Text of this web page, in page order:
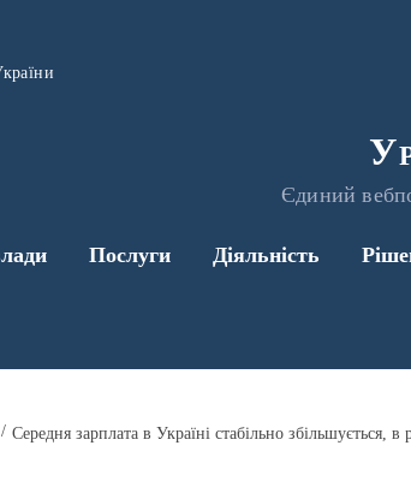
Єдиний
Послуги Діяльність
Середня зарплата в Україні стабільно збільшується,